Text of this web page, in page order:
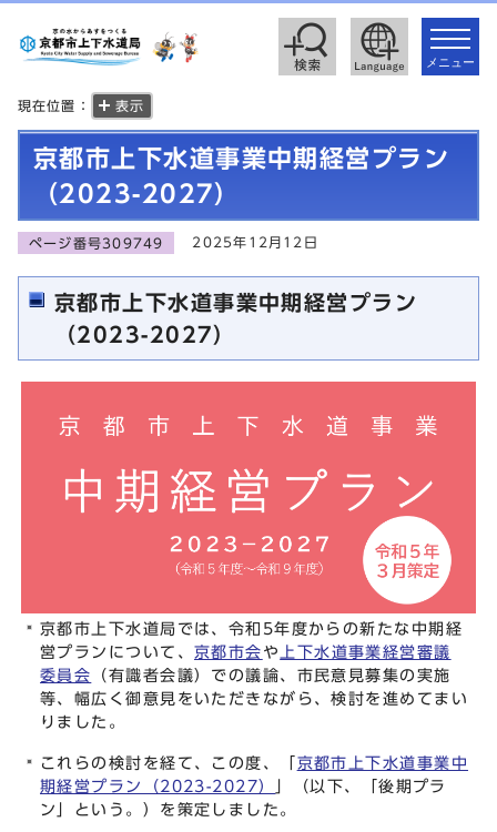
toggle
メニュー
現在位置： 表示
京都市上下水道事業中期経営プラン
（2023-2027）
ページ番号309749 2025年12月12日
京都市上下水道事業中期経営プラン
（2023-2027）
京都市上下水道局では、令和5年度からの新たな中期経
営プランについて、 京都市会 や 上下水道事業経営審議
委員会 （有識者会議）での議論、市民意見募集の実施
等、幅広く御意見をいただきながら、検討を進めてまい
りました。
これらの検討を経て、この度、「京都市上下水道事業中
期経営プラン（2023-2027）
」（以下、「後期プラ
ン」という。）を策定しました。